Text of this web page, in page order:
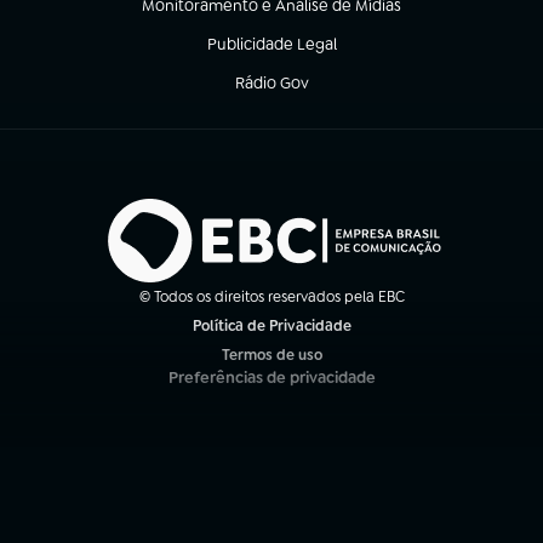
Monitoramento e Análise de Mídias
(abre em nova aba)
Publicidade Legal
(abre em nova aba)
Rádio Gov
(abre em nova aba)
© Todos os direitos reservados pela EBC
Política de Privacidade
Termos de uso
(abre em nova aba)
Preferências de privacidade